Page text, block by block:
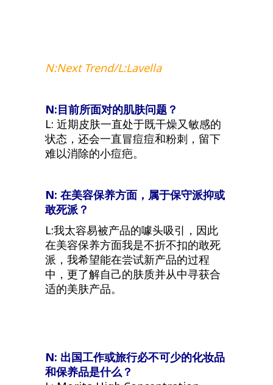
N:Next Trend/L:Lavella
N:目前所面对的肌肤问题？
L: 近期皮肤一直处于既干燥又敏感的
状态，还会一直冒痘痘和粉刺，留下
难以消除的小痘疤。
N: 在美容保养方面，属于保守派抑或
敢死派？
L:我太容易被产品的噱头吸引，因此
在美容保养方面我是不折不扣的敢死
派，我希望能在尝试新产品的过程
中，更了解自己的肤质并从中寻获合
适的美肤产品。
N: 出国工作或旅行必不可少的化妆品
和保养品是什么？